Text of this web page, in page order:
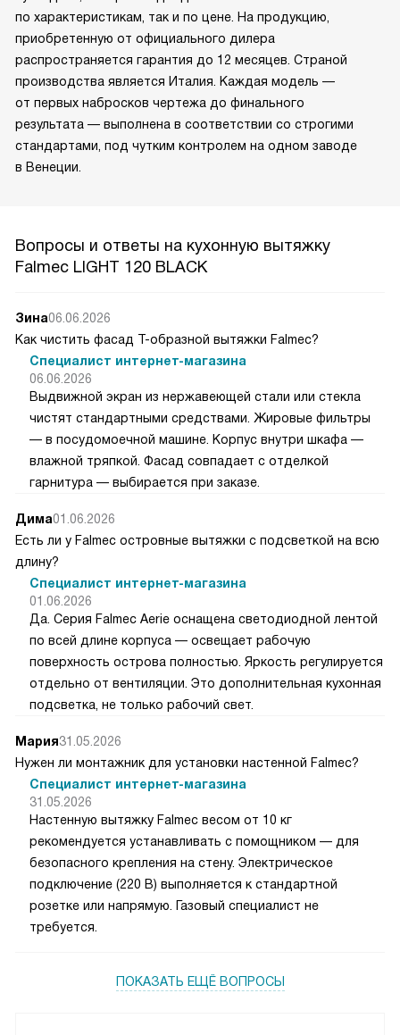
по характеристикам, так и по цене. На продукцию,
приобретенную от официального дилера
распространяется гарантия до 12 месяцев. Страной
производства является Италия. Каждая модель —
от первых набросков чертежа до финального
результата — выполнена в соответствии со строгими
стандартами, под чутким контролем на одном заводе
в Венеции.
Вопросы и ответы на кухонную вытяжку
Falmec LIGHT 120 BLACK
Зина06.06.2026
Как чистить фасад Т-образной вытяжки Falmec?
Специалист интернет-магазина
06.06.2026
Выдвижной экран из нержавеющей стали или стекла
чистят стандартными средствами. Жировые фильтры
— в посудомоечной машине. Корпус внутри шкафа —
влажной тряпкой. Фасад совпадает с отделкой
гарнитура — выбирается при заказе.
Дима01.06.2026
Есть ли у Falmec островные вытяжки с подсветкой на всю
длину?
Специалист интернет-магазина
01.06.2026
Да. Серия Falmec Aerie оснащена светодиодной лентой
по всей длине корпуса — освещает рабочую
поверхность острова полностью. Яркость регулируется
отдельно от вентиляции. Это дополнительная кухонная
подсветка, не только рабочий свет.
Мария31.05.2026
Нужен ли монтажник для установки настенной Falmec?
Специалист интернет-магазина
31.05.2026
Настенную вытяжку Falmec весом от 10 кг
рекомендуется устанавливать с помощником — для
безопасного крепления на стену. Электрическое
подключение (220 В) выполняется к стандартной
розетке или напрямую. Газовый специалист не
требуется.
ПОКАЗАТЬ ЕЩЁ ВОПРОСЫ